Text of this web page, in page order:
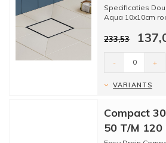
Specificaties
Aqua 10x10cm
* Merk: Easy drain
233,53
- +
VARIANTS
Compact
50 T/M 120